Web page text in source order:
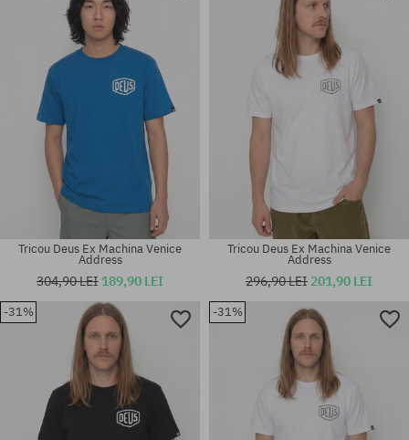
Mărimi existente:
S; M; L; XL; XXL
Mărimi existente:
S; M; L; XL; XXL
Tricou Deus Ex Machina Venice
Address
304,90 LEI 189,90 LEI
Tricou Deus Ex Machina Venice
Address
296,90 LEI 201,90 LEI
-31% -31%